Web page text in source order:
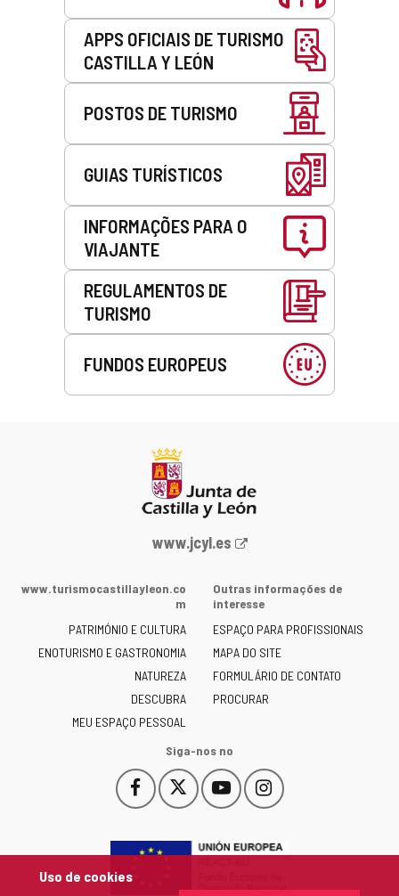
Uso de cookies
APPS OFICIAIS DE TURISMO
CASTILLA Y LEÓN
POSTOS DE TURISMO
GUIAS TURÍSTICOS
INFORMAÇÕES PARA O
VIAJANTE
REGULAMENTOS DE
TURISMO
FUNDOS EUROPEUS
Portal
Junta
Castilla
y
León
-
www.jcyl.es
www.turismocastillayleon.co
m
PATRIMÓNIO E CULTURA
ENOTURISMO E GASTRONOMIA
NATUREZA
DESCUBRA
MEU ESPAÇO PESSOAL
Outras informações de
interesse
ESPAÇO PARA PROFISSIONAIS
MAPA DO SITE
FORMULÁRIO DE CONTATO
PROCURAR
Siga-nos no
Facebook
Este
enlace
abrirá
Este
enlace
abrirá
YouTube
Este
enlace
abrirá
Instagram
Este
enlace
abrirá